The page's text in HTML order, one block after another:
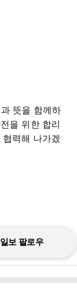
뜻을 함께하
을 위한 합리
력해 나가겠
보 팔로우